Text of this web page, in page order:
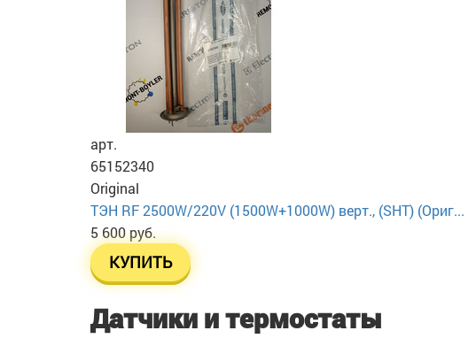
арт.
65152340
Original
ТЭН RF 2500W/220V (1500W+1000W) верт., (SHT) (Ориг...
5 600 руб.
КУПИТЬ
Датчики и термостаты